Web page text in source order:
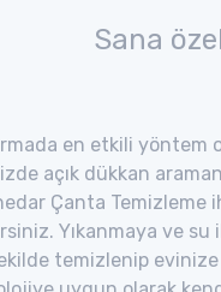
Sana
en etkili yöntem
açık dükkan
Çanta Temizleme
Yıkanmaya ve
temizlenip